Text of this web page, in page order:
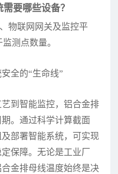
要哪些设备？
物联网网关及监控平
测点数量。
全的“生命线”
到智能监控，铝合金排
。通过科学计算截面
部署智能系统，可实现
保障。无论是工业厂
金排母线温度始终是决